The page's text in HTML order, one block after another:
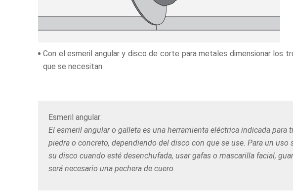
Con el esmeril angular y disco de corte para metales dimensionar los
que se necesitan.
Esmeril angular:
El esmeril angular o galleta es una herramienta eléctrica indicada para
piedra o concreto, dependiendo del disco con que se use. Para un uso
su disco cuando esté desenchufada, usar gafas o mascarilla facial,
será necesario una pechera de cuero.